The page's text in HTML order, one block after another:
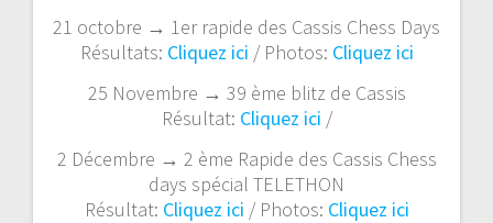
21 octobre → 1er rapide des Cassis Chess Days
Résultats: Cliquez ici / Photos: Cliquez ici
25 Novembre → 39 ème blitz de Cassis
Résultat: Cliquez ici /
2 Décembre → 2 ème Rapide des Cassis Chess
days spécial TELETHON
Résultat: Cliquez ici / Photos: Cliquez ici